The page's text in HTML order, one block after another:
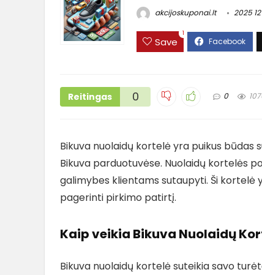
akcijoskuponai.lt 2025
Save
1
Reitingas 0 0
Bikuva nuolaidų kortelė yra puikus
Bikuva parduotuvėse. Nuolaidų kortelės
galimybes klientams sutaupyti. Ši
pagerinti pirkimo patirtį.
Kaip veikia Bikuva Nuolaidų
Bikuva nuolaidų kortelė suteikia savo